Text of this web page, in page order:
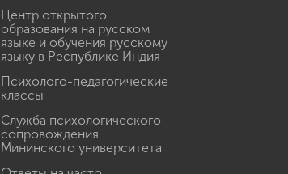
Центр открытого
образования на русском
языке и обучения русскому
языку в Республике Индия
Психолого-педагогические
классы
Служба психологического
сопровождения
Мининского университета